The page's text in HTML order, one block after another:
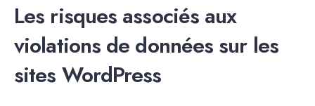
Les risques associés aux
violations de données sur les
sites WordPress